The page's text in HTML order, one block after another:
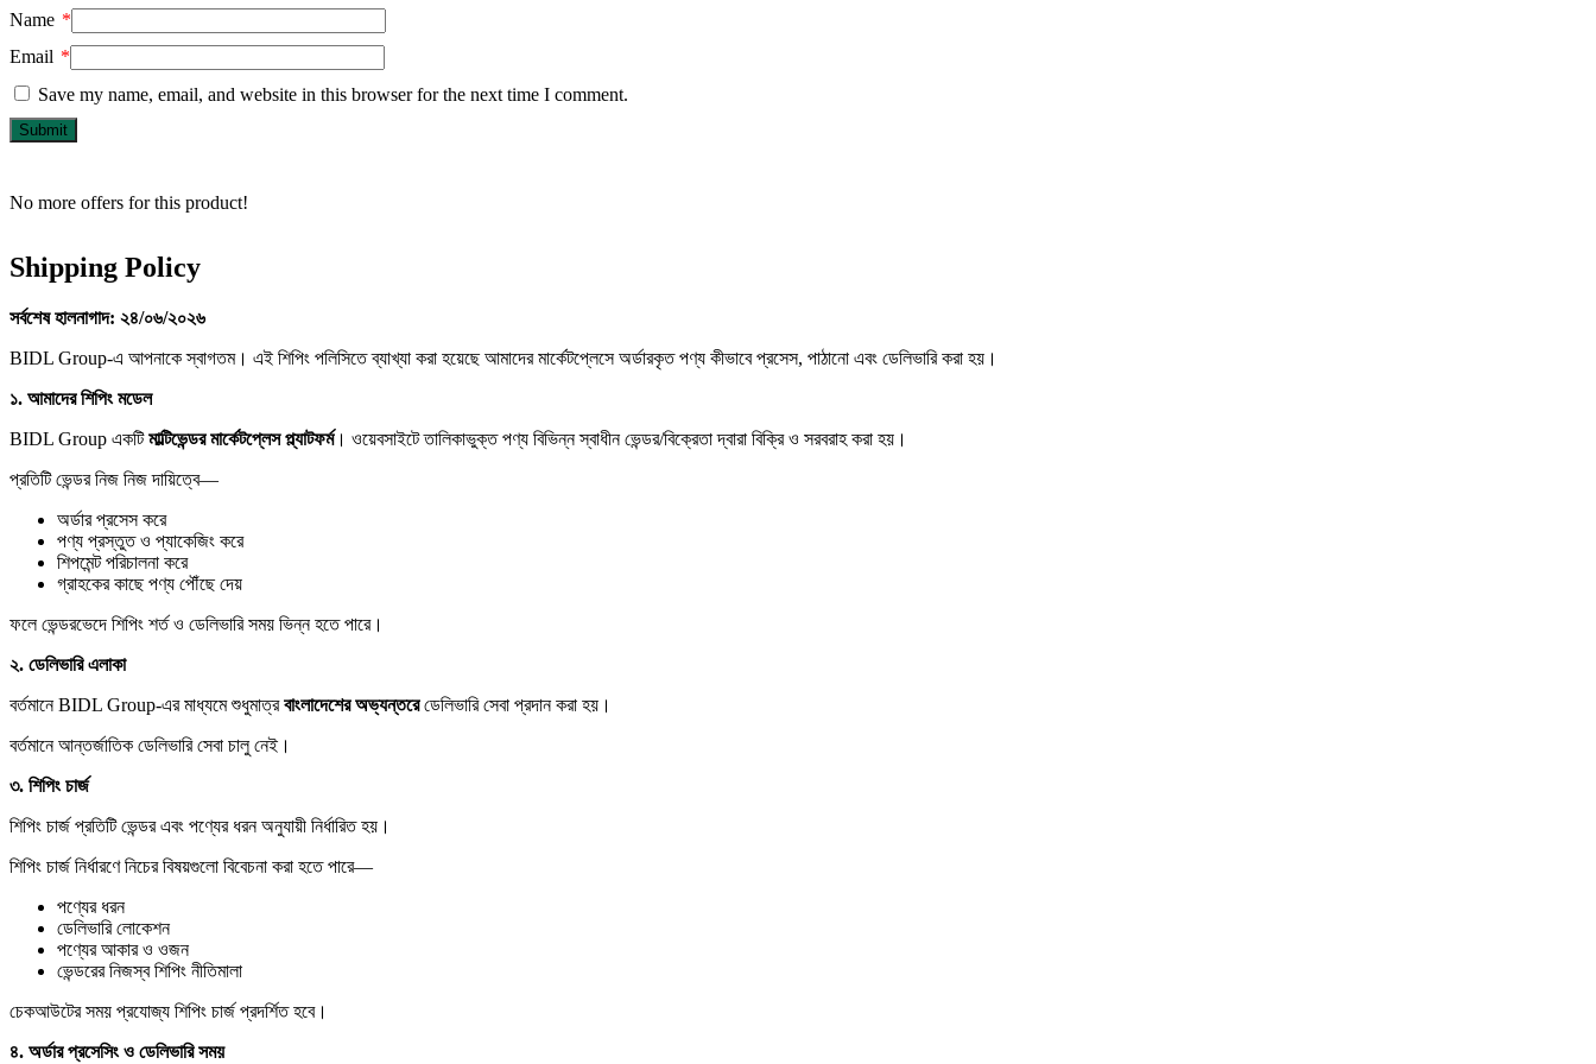
Name *
Email *
Save my name, email, and website in this browser for the next time I comment.
No more offers for this product!
Shipping Policy
সর্বশেষহালনাগাদ: ২৪/০৬/২০২৬
BIDL Group-এ আপনাকে স্বাগতম। এই শিপিং পলিসিতে ব্যাখ্যা করা হয়েছে আমাদের মার্কেটপ্লেসে অর্ডারকৃত পণ্য কীভাবে প্রসেস, পাঠানো এবং ডেলিভারি করা হয়।
১. আমাদেরশিপিংমডেল
BIDL Group একটিমাল্টিভেন্ডরমার্কেটপ্লেসপ্ল্যাটফর্ম। ওয়েবসাইটে তালিকাভুক্ত পণ্য বিভিন্ন স্বাধীন ভেন্ডর/বিক্রেতা দ্বারা বিক্রি ও সরবরাহ করা হয়।
প্রতিটি ভেন্ডর নিজ নিজ দায়িত্বে—
অর্ডার প্রসেস করে
পণ্য প্রস্তুত ও প্যাকেজিং করে
শিপমেন্ট পরিচালনা করে
গ্রাহকের কাছে পণ্য পৌঁছে দেয়
ফলে ভেন্ডরভেদে শিপিং শর্ত ও ডেলিভারি সময় ভিন্ন হতে পারে।
২. ডেলিভারিএলাকা
বর্তমানে BIDL Group-এর মাধ্যমে শুধুমাত্রবাংলাদেশেরঅভ্যন্তরেডেলিভারি সেবা প্রদান করা হয়।
বর্তমানে আন্তর্জাতিক ডেলিভারি সেবা চালু নেই।
৩. শিপিংচার্জ
শিপিং চার্জ প্রতিটি ভেন্ডর এবং পণ্যের ধরন অনুযায়ী নির্ধারিত হয়।
শিপিং চার্জ নির্ধারণে নিচের বিষয়গুলো বিবেচনা করা হতে পারে—
পণ্যের ধরন
ডেলিভারি লোকেশন
পণ্যের আকার ও ওজন
ভেন্ডরের নিজস্ব শিপিং নীতিমালা
চেকআউটের সময় প্রযোজ্য শিপিং চার্জ প্রদর্শিত হবে।
৪. অর্ডারপ্রসেসিংও ডেলিভারিসময়